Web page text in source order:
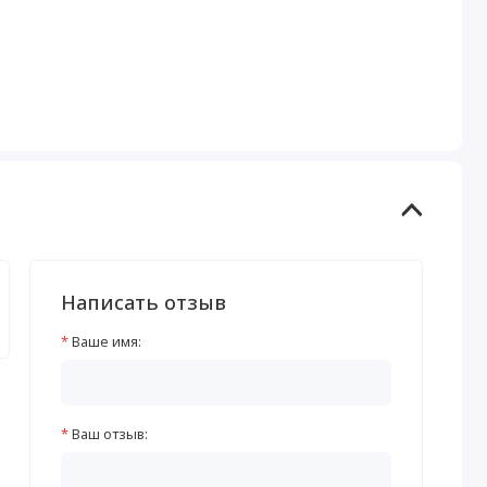
Написать отзыв
Ваше имя:
Ваш отзыв: